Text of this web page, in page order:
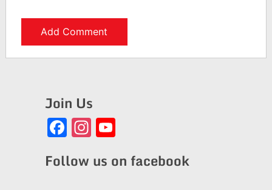
Join Us
Facebook
Instagram
YouTube
Follow us on facebook